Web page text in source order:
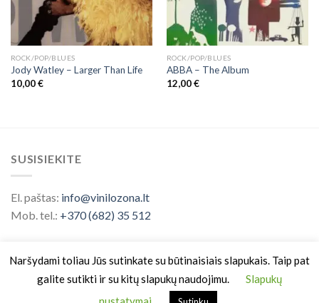
ROCK/POP/BLUES
Jody Watley – Larger Than Life
10,00€
ROCK/POP/BLUES
ABBA ‎– The Album
12,00€
SUSISIEKITE
El. paštas: info@vinilozona.lt
Mob. tel.: +370 (682) 35 512
Naršydami toliau Jūs sutinkate su būtinaisiais slapukais. Taip pat
galite sutikti ir su kitų slapukų naudojimu.
Slapukų